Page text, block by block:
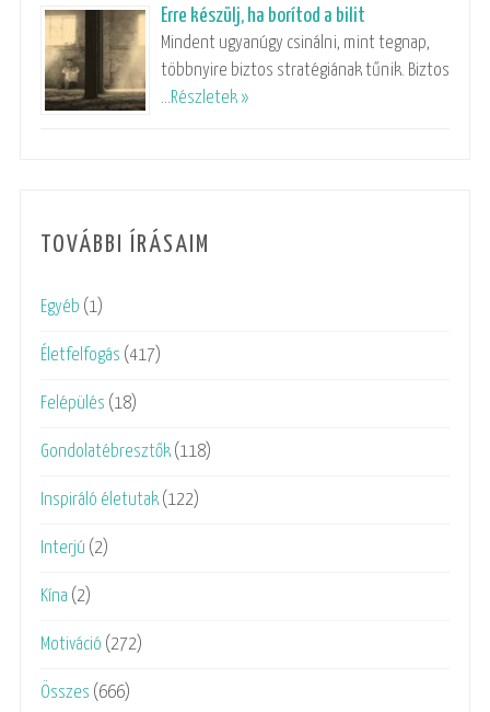
Erre készülj, ha borítod a bilit
Mindent ugyanúgy csinálni, mint tegnap,
többnyire biztos stratégiának tűnik. Biztos
…Részletek »
TOVÁBBI ÍRÁSAIM
Egyéb (1)
Életfelfogás (417)
Felépülés (18)
Gondolatébresztők (118)
Inspiráló életutak (122)
Interjú (2)
Kína (2)
Motiváció (272)
Összes (666)